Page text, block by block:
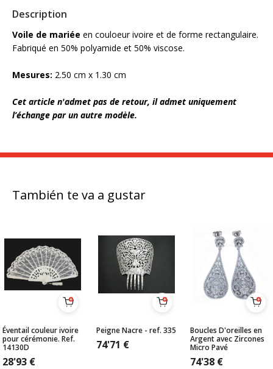
Description
Voile de mariée en couloeur ivoire et de forme rectangulaire.
Fabriqué en 50% polyamide et 50% viscose.
Mesures: 2.50 cm x 1.30 cm
Cet article n'admet pas de retour, il admet uniquement
l’échange par un autre modèle.
También te va a gustar
Éventail couleur ivoire
pour cérémonie. Ref.
14130D
28'93 €
Peigne Nacre - ref. 335
74'71 €
Boucles D'oreilles en
Argent avec Zircones
Micro Pavé
74'38 €